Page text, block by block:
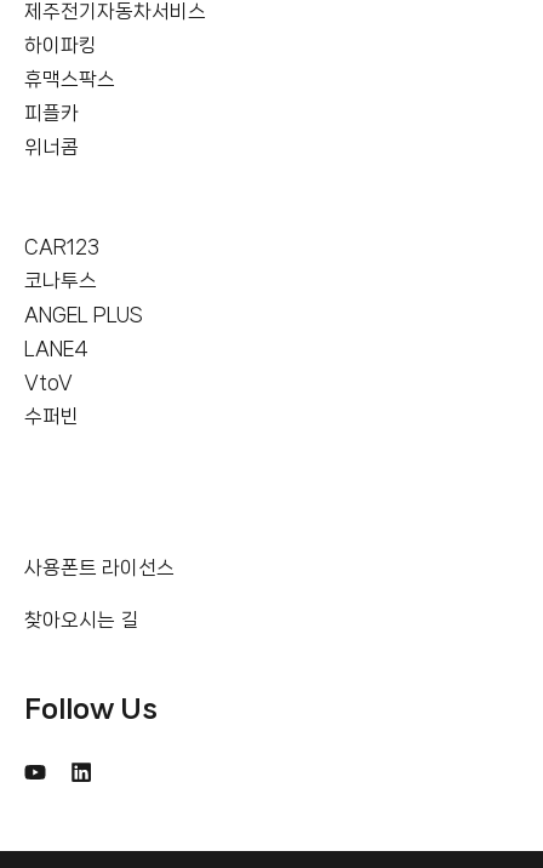
제주전기자동차서비스
하이파킹
휴맥스팍스
피플카
위너콤
CAR123
코나투스
ANGEL PLUS
LANE4
VtoV
수퍼빈
사용폰트 라이선스
찾아오시는 길
Follow Us